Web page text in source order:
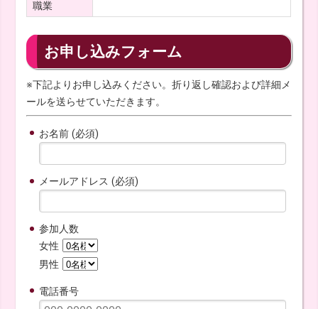
職業
お申し込みフォーム
※下記よりお申し込みください。折り返し確認および詳細メ
ールを送らせていただきます。
お名前 (必須)
メールアドレス (必須)
参加人数
女性
男性
電話番号